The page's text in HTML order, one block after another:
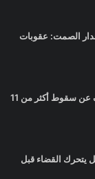
الصمت: عقوبات
مجزرة في الجنوب: مصادر تكشف عن سقوط أكثر من 11
يتحرك القضاء قبل